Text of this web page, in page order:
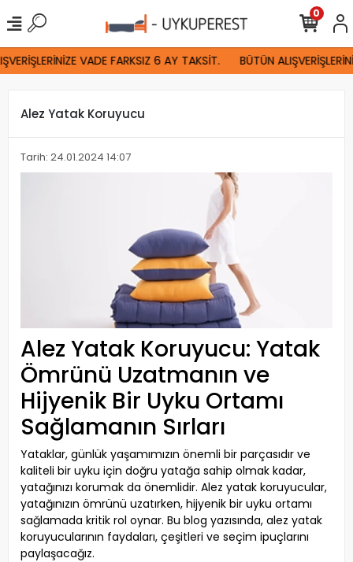
VADE FARKSIZ 6 AY TAKSİT. BÜTÜN
0
Alez Yatak Koruyucu
Tarih: 24.01.2024 14:07
Alez Yatak Koruyucu: Yatak
Ömrünü Uzatmanın ve
Hijyenik Bir Uyku Ortamı
Sağlamanın Sırları
Yataklar, günlük yaşamımızın önemli bir parçasıdır ve
kaliteli bir uyku için doğru yatağa sahip olmak kadar,
yatağınızı korumak da önemlidir. Alez yatak koruyucular,
yatağınızın ömrünü uzatırken, hijyenik bir uyku ortamı
sağlamada kritik rol oynar. Bu blog yazısında, alez yatak
koruyucularının faydaları, çeşitleri ve seçim ipuçlarını
paylaşacağız.